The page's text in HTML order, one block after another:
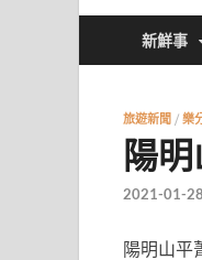
新鮮事
旅遊新聞 / 樂
陽
2021-01-28
陽明山平